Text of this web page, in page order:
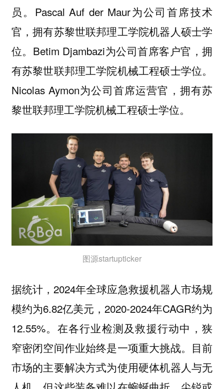
员。Pascal Auf der Maur为公司首席技术
官，拥有苏黎世联邦理工学院机器人硕士学
位。Betim Djambazi为公司首席客户官，拥
有苏黎世联邦理工学院机械工程硕士学位。
Nicolas Aymon为公司首席运营官，拥有苏
黎世联邦理工学院机械工程硕士学位。
图源startupticker
据统计，2024年全球应急救援机器人市场规
模约为6.82亿美元，2020-2024年CAGR约为
12.55%。在各行业检测及救援行动中，狭
窄密闭空间作业始终是一项重大挑战。目前
市场的主要解决方式为使用硬体机器人与无